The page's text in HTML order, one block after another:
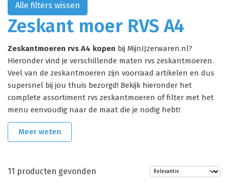
Zeskant moer RVS A4
Zeskantmoeren rvs A4 kopen bij MijnIJzerwaren.nl?
Hieronder vind je verschillende maten rvs zeskantmoeren.
Veel van de zeskantmoeren zijn voorraad artikelen en dus
supersnel bij jou thuis bezorgd! Bekijk hieronder het
complete assortiment rvs zeskantmoeren of filter met het
menu eenvoudig naar de maat die je nodig hebt!
Meer weten
11 producten gevonden
Alle filters wissen